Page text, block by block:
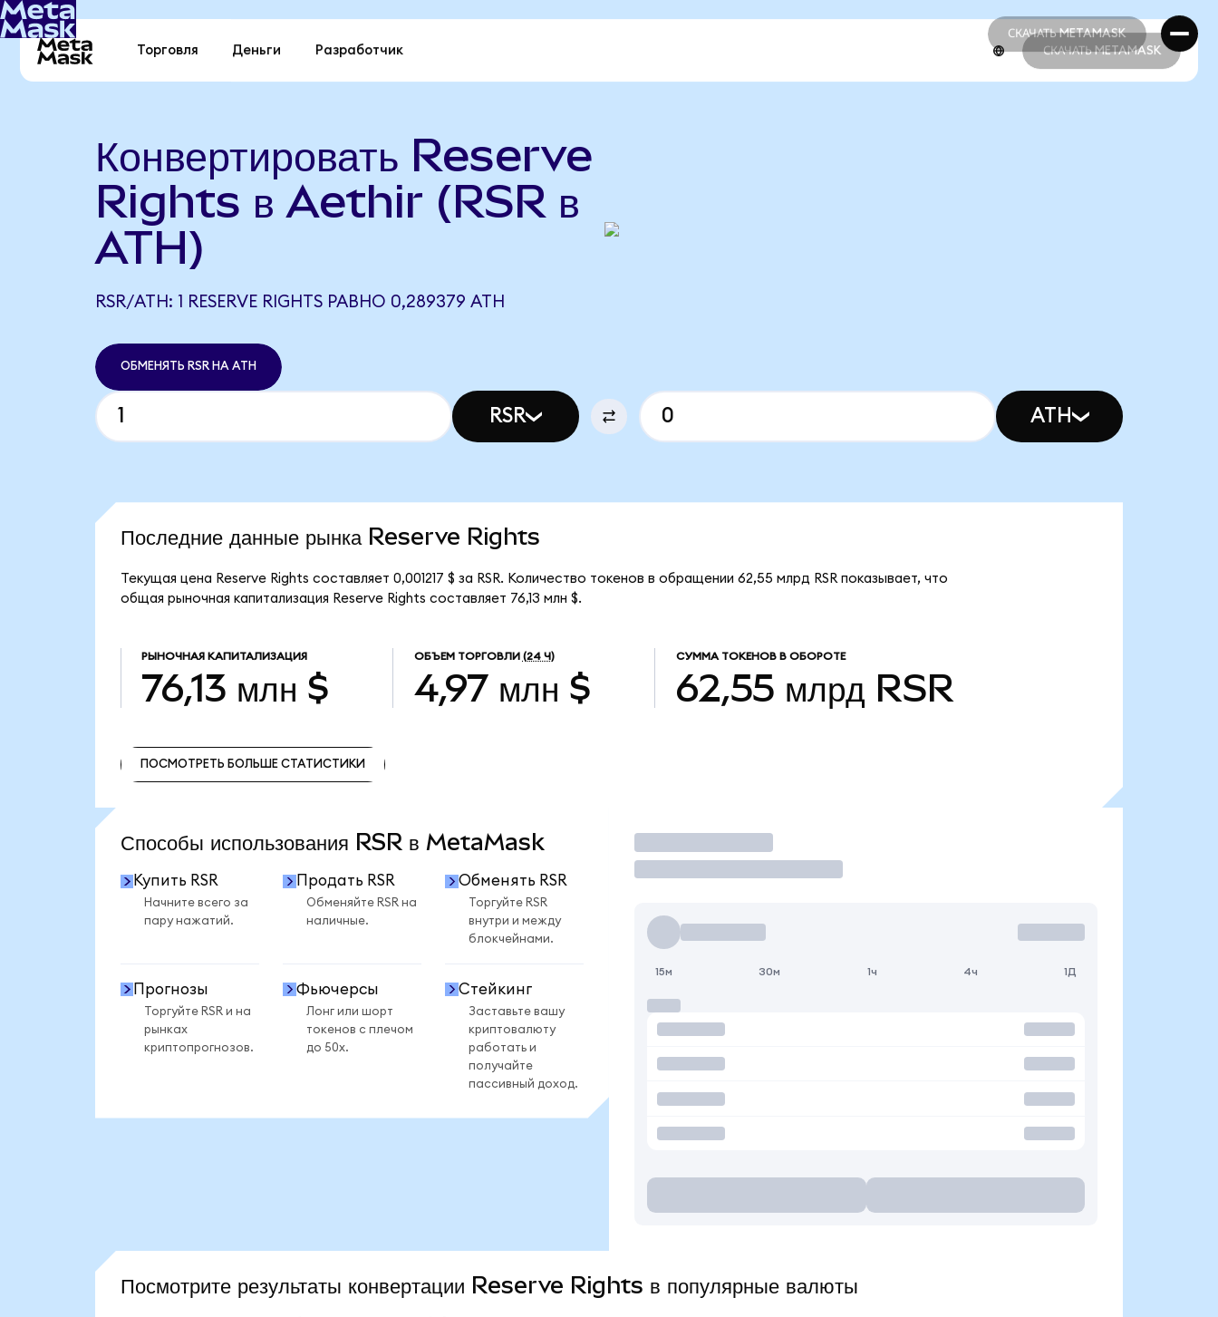
СКАЧАТЬ METAMASK
СКАЧАТЬ METAMASK
Торговля Деньги Разработчик СКАЧАТЬ METAMASK
Конвертировать Reserve
Rights в Aethir (RSR в
ATH)
RSR/ATH: 1 RESERVE RIGHTS РАВНО 0,289379 ATH
ОБМЕНЯТЬ RSR НА ATH
RSR ATH
Последние данные рынка Reserve Rights
Текущая цена Reserve Rights составляет 0,001217 $ за RSR. Количество токенов в обращении 62,55 млрд RSR показывает, что
общая рыночная капитализация Reserve Rights составляет 76,13 млн $.
РЫНОЧНАЯ КАПИТАЛИЗАЦИЯ
76,13 млн $
ОБЪЕМ ТОРГОВЛИ (24 Ч)
4,97 млн $
СУММА ТОКЕНОВ В ОБОРОТЕ
62,55 млрд RSR
ПОСМОТРЕТЬ БОЛЬШЕ СТАТИСТИКИ
Способы использования RSR в MetaMask
Купить RSR
Начните всего за
пару нажатий.
Продать RSR
Обменяйте RSR на
наличные.
Обменять RSR
Торгуйте RSR
внутри и между
блокчейнами.
Прогнозы
Торгуйте RSR и на
рынках
криптопрогнозов.
Фьючерсы
Лонг или шорт
токенов с плечом
до 50x.
Стейкинг
Заставьте вашу
криптовалюту
работать и
получайте
пассивный доход.
Торговать
15м 30м 1ч 4ч 1Д
Посмотрите результаты конвертации Reserve Rights в популярные валюты